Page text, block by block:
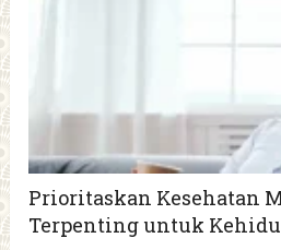
Prioritaskan Kesehatan
Terpenting untuk